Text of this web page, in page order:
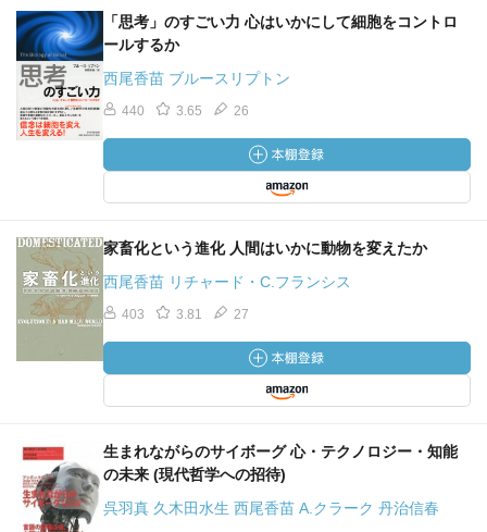
「思考」のすごい力 心はいかにして細胞をコントロ
ールするか
西尾香苗 ブルースリプトン
440 3.65 26
家畜化という進化 人間はいかに動物を変えたか
西尾香苗 リチャード・C.フランシス
403 3.81 27
生まれながらのサイボーグ 心・テクノロジー・知能
の未来 (現代哲学への招待)
呉羽真 久木田水生 西尾香苗 A.クラーク 丹治信春